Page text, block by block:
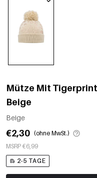
Mütze Mit Tigerprint
Beige
Beige
€2,30 (ohne MwSt.)
MSRP €6,99
2-5 TAGE